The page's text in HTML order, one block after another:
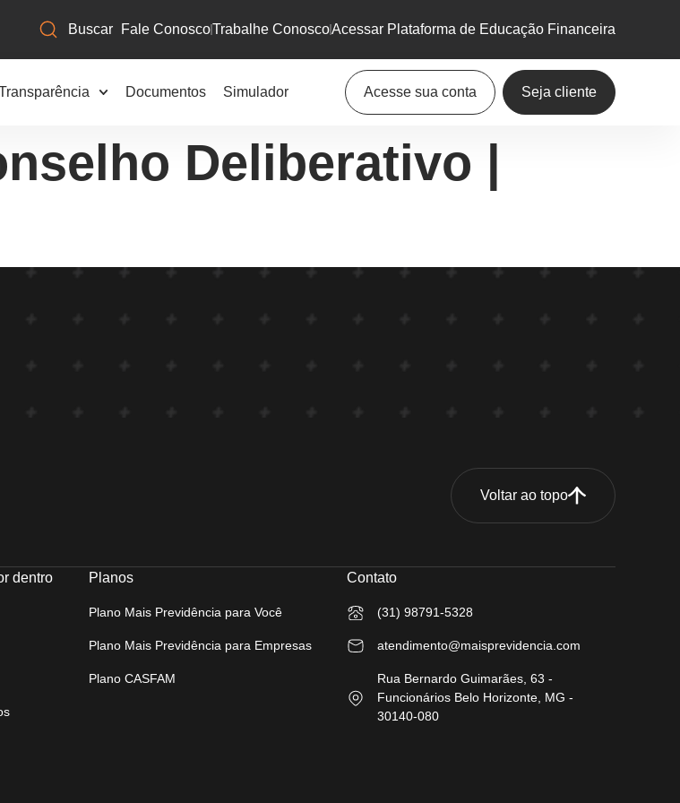
Fale ConoscoTrabalhe ConoscoAcessar Plataforma de Educação Financeira
Documentos Simulador Acesse sua conta Seja cliente
Deliberativo |
Voltar ao topo
dentro Planos
Plano Mais Previdência para Você
Plano Mais Previdência para Empresas
Plano CASFAM
Contato
(31) 98791-5328
atendimento@maisprevidencia.com
Rua Bernardo Guimarães, 63 -
Funcionários Belo Horizonte, MG -
30140-080